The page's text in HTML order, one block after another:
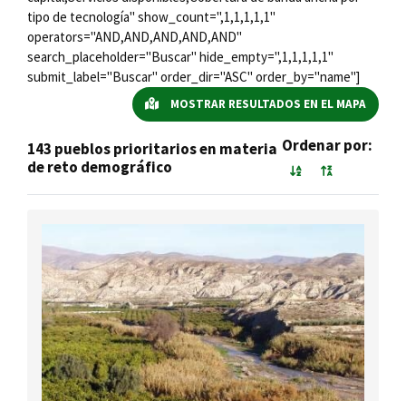
tipo de tecnología" show_count=",1,1,1,1,1"
operators="AND,AND,AND,AND,AND"
search_placeholder="Buscar" hide_empty=",1,1,1,1,1"
submit_label="Buscar" order_dir="ASC" order_by="name"]
MOSTRAR RESULTADOS EN EL MAPA
143 pueblos prioritarios en materia
de reto demográfico
Ordenar por: